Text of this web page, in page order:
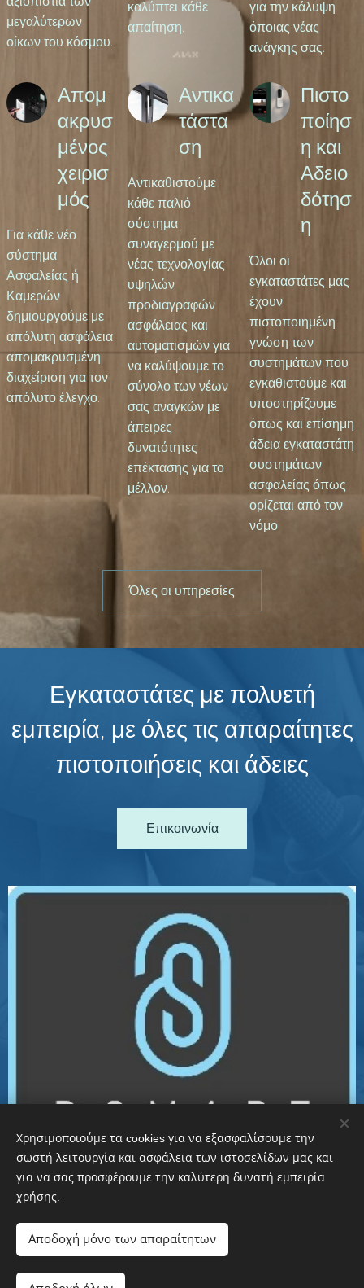
μεγαλύτερων
οίκων του κόσμου.
καλύπτει κάθε
απαίτηση.
για την κάλυψη
όποιας νέας
ανάγκης σας.
Απομ
ακρυσ
μένος
χειρισ
μός
Για κάθε νέο
σύστημα
Ασφαλείας ή
Καμερών
δημιουργούμε με
απόλυτη ασφάλεια
απομακρυσμένη
διαχείριση για τον
απόλυτο έλεγχο.
Αντικα
τάστα
ση
Αντικαθιστούμε
κάθε παλιό
σύστημα
συναγερμού με
νέας τεχνολογίας
υψηλών
προδιαγραφών
ασφάλειας και
αυτοματισμών για
να καλύψουμε το
σύνολο των νέων
σας αναγκών με
άπειρες
δυνατότητες
επέκτασης για το
μέλλον.
Πιστο
ποίησ
η και
Αδειο
δότησ
η
Όλοι οι
εγκαταστάτες μας
έχουν
πιστοποιημένη
γνώση των
συστημάτων που
εγκαθιστούμε και
υποστηρίζουμε
όπως και επίσημη
άδεια εγκαταστάτη
συστημάτων
ασφαλείας όπως
ορίζεται από τον
νόμο.
Όλες οι υπηρεσίες
Εγκαταστάτες με πολυετή
εμπειρία, με όλες τις απαραίτητες
πιστοποιήσεις και άδειες
Επικοινωνία
Είμαστε κοντά σας για την κάλυψη κάθε ανάγκης για την
Χρησιμοποιούμε τα cookies για να εξασφαλίσουμε την
σωστή λειτουργία και ασφάλεια των ιστοσελίδων μας και
για να σας προσφέρουμε την καλύτερη δυνατή εμπειρία
χρήσης.
Αποδοχή μόνο των απαραίτητων